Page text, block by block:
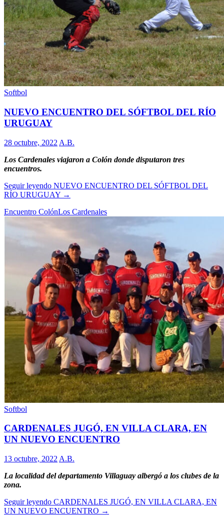
Softbol
NUEVO ENCUENTRO DEL SÓFTBOL DEL RÍO
URUGUAY
28 octubre, 2022 A.B.
Los Cardenales viajaron a Colón donde disputaron tres
encuentros.
Seguir leyendo NUEVO ENCUENTRO DEL SÓFTBOL DEL
RÍO URUGUAY →
Encuentro ColónLos Cardenales
Softbol
CARDENALES JUGÓ, EN VILLA CLARA, EN
UN NUEVO ENCUENTRO
13 octubre, 2022 A.B.
La localidad del departamento Villaguay albergó a los clubes de la
zona.
Seguir leyendo CARDENALES JUGÓ, EN VILLA CLARA, EN
UN NUEVO ENCUENTRO →